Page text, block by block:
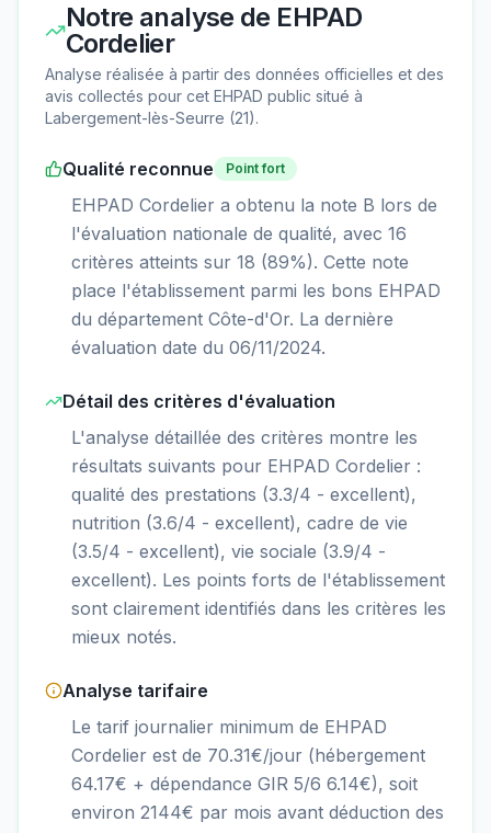
Notre analyse de EHPAD
Cordelier
Analyse réalisée à partir des données officielles et des
avis collectés pour cet EHPAD public situé à
Labergement-lès-Seurre (21).
Qualité reconnue Point fort
EHPAD Cordelier a obtenu la note B lors de
l'évaluation nationale de qualité, avec 16
critères atteints sur 18 (89%). Cette note
place l'établissement parmi les bons EHPAD
du département Côte-d'Or. La dernière
évaluation date du 06/11/2024.
Détail des critères d'évaluation
L'analyse détaillée des critères montre les
résultats suivants pour EHPAD Cordelier :
qualité des prestations (3.3/4 - excellent),
nutrition (3.6/4 - excellent), cadre de vie
(3.5/4 - excellent), vie sociale (3.9/4 -
excellent). Les points forts de l'établissement
sont clairement identifiés dans les critères les
mieux notés.
Analyse tarifaire
Le tarif journalier minimum de EHPAD
Cordelier est de 70.31€/jour (hébergement
64.17€ + dépendance GIR 5/6 6.14€), soit
environ 2144€ par mois avant déduction des